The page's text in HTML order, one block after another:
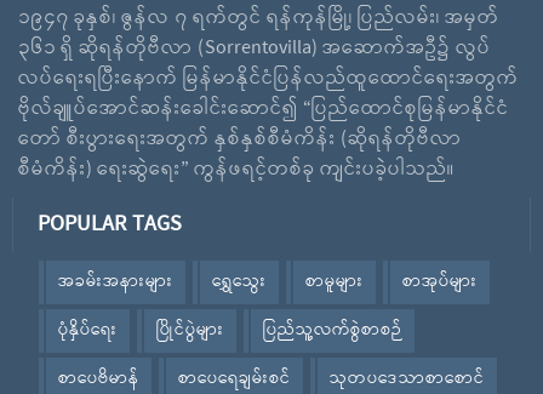
၁၉၄၇ ခုနှစ်၊ ဇွန်လ ၇ ရက်တွင် ရန်ကုန်မြို့၊ ပြည်လမ်း၊ အမှတ်
၃၆၁ ရှိ ဆိုရန်တိုဗီလာ (Sorrentovilla) အဆောက်အဦ၌ လွပ်
လပ်ရေးရပြီးနောက် မြန်မာနိုင်ငံပြန်လည်ထူထောင်ရေးအတွက်
ဗိုလ်ချူပ်အောင်ဆန်းခေါင်းဆောင်၍ “ပြည်ထောင်စုမြန်မာနိုင်ငံ
တော် စီးပွားရေးအတွက် နှစ်နှစ်စီမံကိန်း (ဆိုရန်တိုဗီလာ
စီမံကိန်း) ရေးဆွဲရေး” ကွန်ဖရင့်တစ်ခု ကျင်းပခဲ့ပါသည်။
POPULAR TAGS
အခမ်းအနားများ ရွှေသွေး စာမူများ
စာအုပ်များ
ပုံနှိပ်ရေး
ပြိုင်ပွဲများ
ပြည်သူ့လက်စွဲစာစဉ်
စာပေဗိမာန်
စာပေရေချမ်းစင် သုတပဒေသာစာစောင်